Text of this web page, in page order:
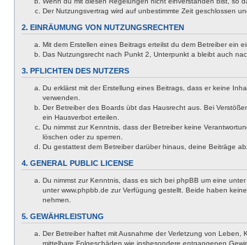
Der Nutzungsvertrag wird auf unbestimmte Zeit geschlossen
2. EINRÄUMUNG VON NUTZUNGSRECHTEN
Mit dem Erstellen eines Beitrags erteilst du dem Betreiber ein
Das Nutzungsrecht nach Punkt 2, Unterpunkt a bleibt auch
3. PFLICHTEN DES NUTZERS
Du erklärst mit der Erstellung eines Beitrags, dass er keine
verwenden.
Der Betreiber des Boards übt das Hausrecht aus. Bei
ein Hausverbot erteilen.
Du nimmst zur Kenntnis, dass der Betreiber keine
löschen oder zu sperren.
Du gestattest dem Betreiber darüber hinaus, deine Beiträge
4. GENERAL PUBLIC LICENSE
Du nimmst zur Kenntnis, dass es sich bei phpBB um eine unter
unter www.phpbb.de zur Verfügung gestellt. Beide haben
nehmen.
5. GEWÄHRLEISTUNG
Der Betreiber haftet mit Ausnahme der Verletzung von
mittelbare Folgeschäden wie insbesondere entgangenen